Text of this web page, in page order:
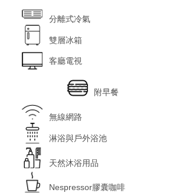
分離式冷氣
雙層冰箱
客廳電視
附早餐
無線網路
淋浴與戶外浴池
天然沐浴用品
Nespressor膠囊咖啡